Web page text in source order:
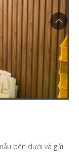
bên dưới và gửi